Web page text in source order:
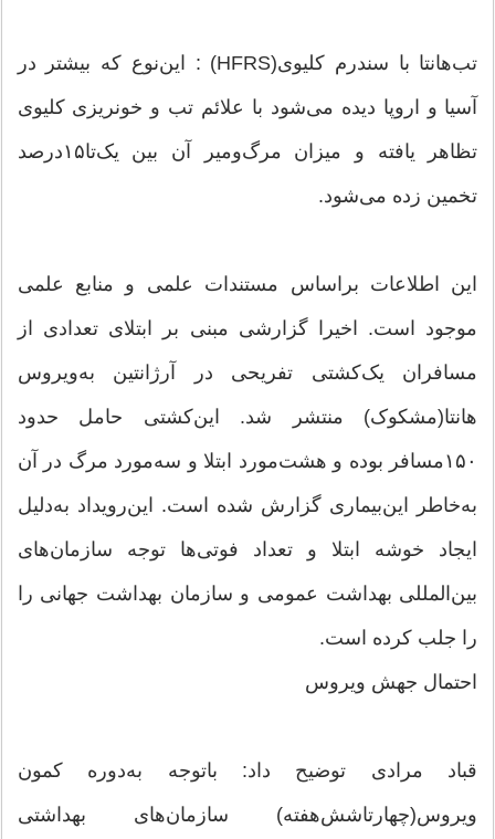
تب‌هانتا با سندرم کلیوی(HFRS) : این‌نوع که بیشتر در
آسیا و اروپا دیده می‌شود با علائم تب و خونریزی کلیوی
تظاهر یافته و میزان مرگ‌ومیر آن بین یک‌تا۱۵‌درصد
تخمین زده می‌شود.
این اطلاعات براساس مستندات علمی و منابع علمی
موجود است. اخیرا گزارشی مبنی بر ابتلای تعدادی از
مسافران یک‌کشتی تفریحی در آرژانتین به‌ویروس‌
هانتا(مشکوک) منتشر شد. این‌کشتی حامل حدود
۱۵۰مسافر بوده و هشت‌مورد ابتلا و سه‌مورد مرگ در آن
به‌خاطر این‌بیماری گزارش شده است. این‌رویداد به‌دلیل
ایجاد خوشه ابتلا و تعداد فوتی‌ها توجه سازمان‌های
بین‌المللی بهداشت عمومی و سازمان بهداشت جهانی را
را جلب کرده است.
احتمال جهش ویروس
قباد مرادی توضیح داد: باتوجه به‌دوره کمون
ویروس(چهارتاشش‌هفته) سازمان‌های بهداشتی